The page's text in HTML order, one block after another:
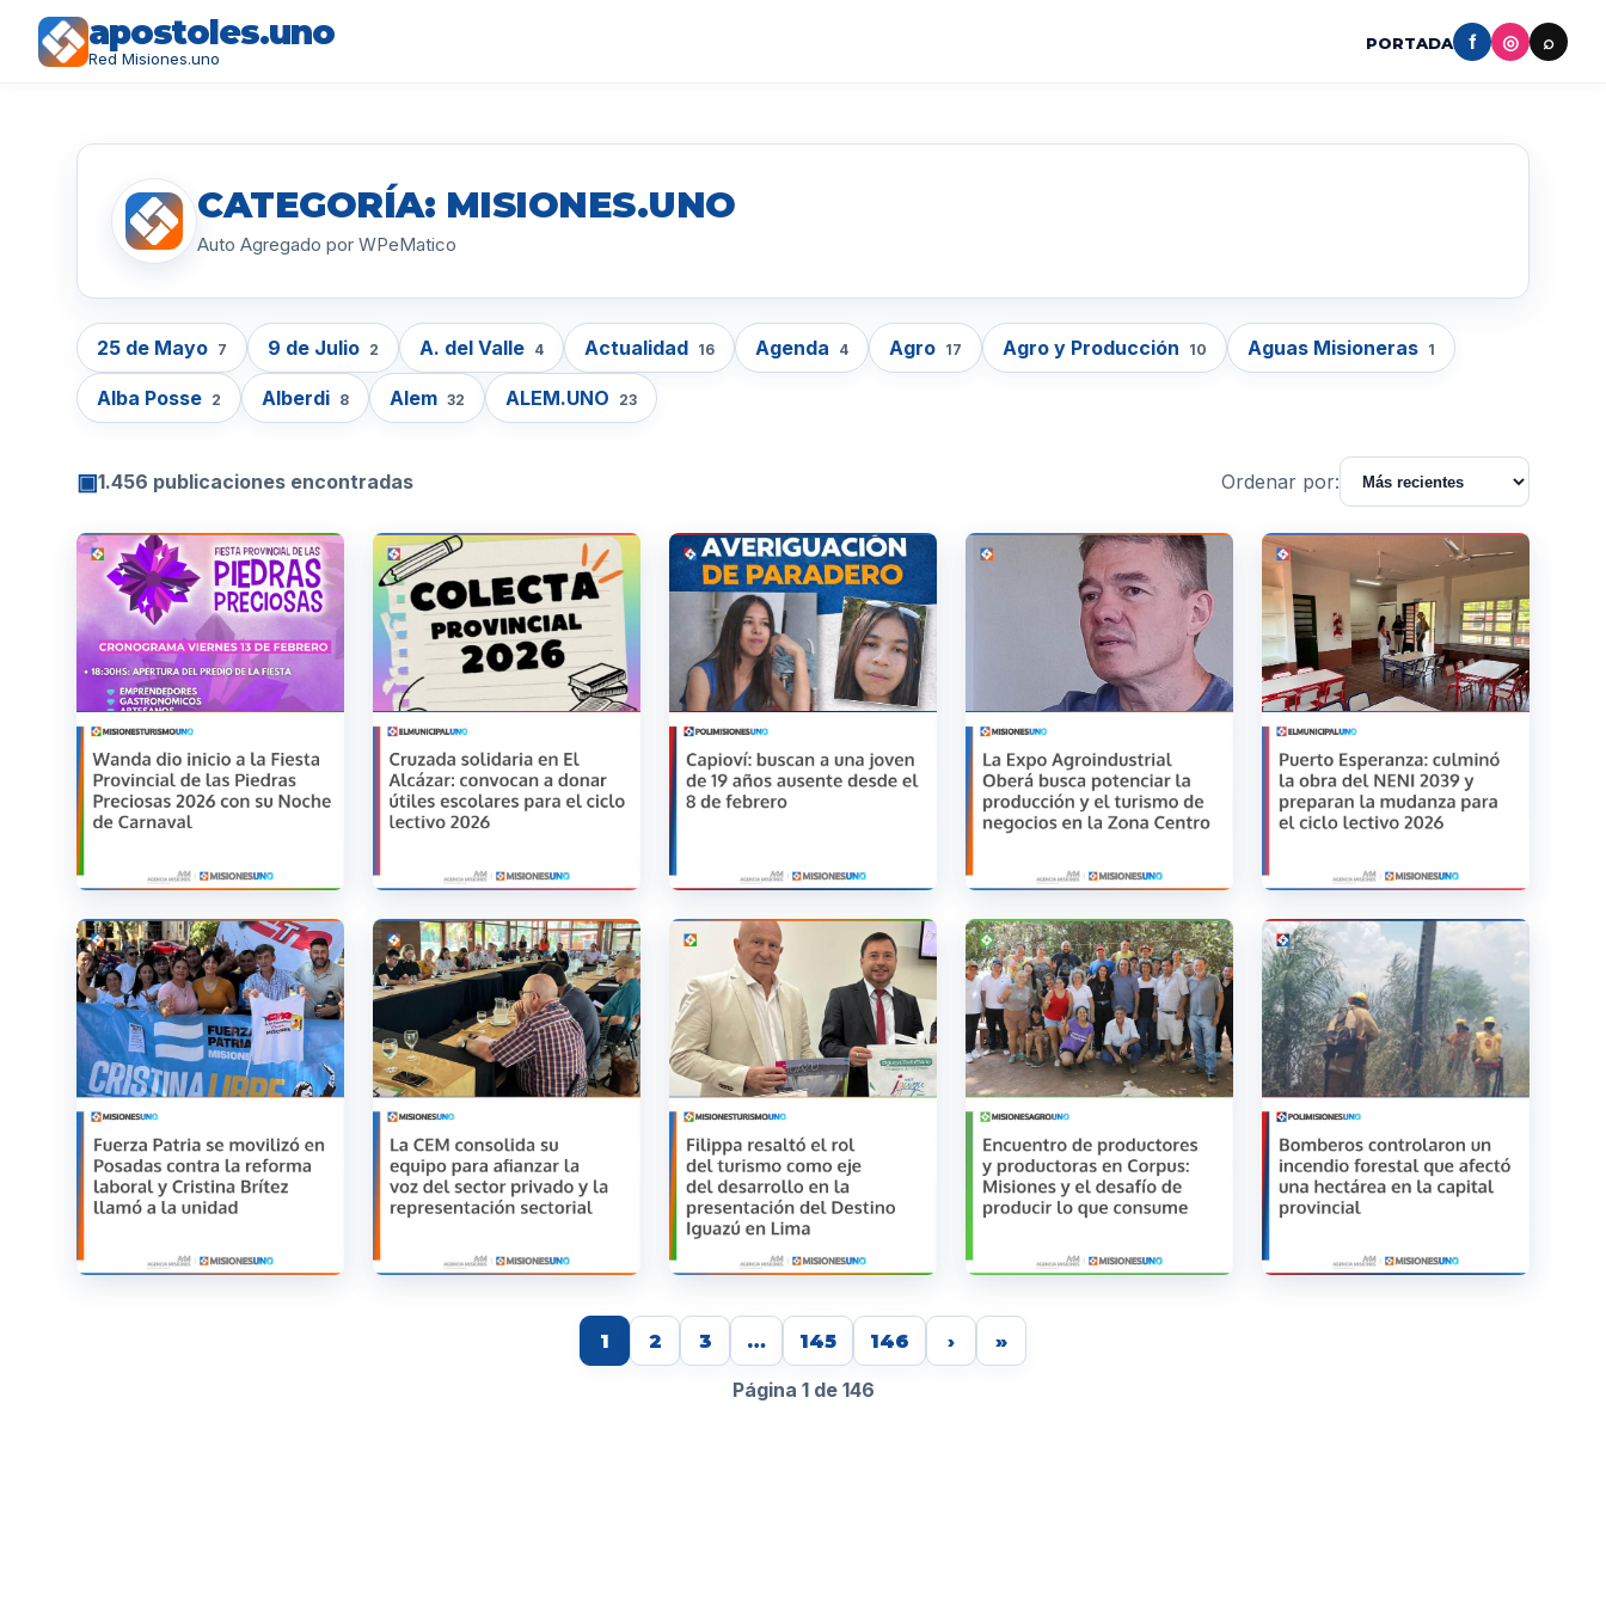
apostoles.uno
Red Misiones.uno
PORTADA f ◎ ⌕
CATEGORÍA: MISIONES.UNO
Auto Agregado por WPeMatico
25 de Mayo 7 9 de Julio 2 A. del Valle 4 Actualidad 16 Agenda 4 Agro 17 Agro y Producción 10 Aguas Misioneras 1
Alba Posse 2 Alberdi 8 Alem 32 ALEM.UNO 23
▣1.456 publicaciones encontradas Ordenar por:
1 2 3 … 145 146 › »
Página 1 de 146